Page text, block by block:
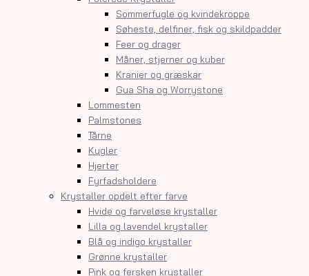
Sommerfugle og kvindekroppe
Søheste, delfiner, fisk og skildpadder
Feer og drager
Måner, stjerner og kuber
Kranier og græskar
Gua Sha og Worrystone
Lommesten
Palmstones
Tårne
Kugler
Hjerter
Fyrfadsholdere
Krystaller opdelt efter farve
Hvide og farveløse krystaller
Lilla og lavendel krystaller
Blå og indigo krystaller
Grønne krystaller
Pink og fersken krystaller